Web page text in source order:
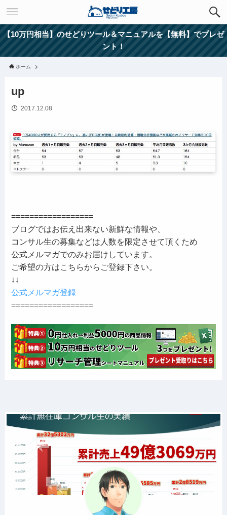
【10万円相当】のせどりツール＆マニュアルを【無料】でプレゼ
ント！
ホーム
up
2017.12.08
==================
ブログではお伝え出来ない新鮮な情報や、
コンサル生の募集などは人数を限定させて頂くため
公式メルマガでのみお届けしています。
ご希望の方はこちらからご登録下さい。
↓↓
公式メルマガ登録
==================